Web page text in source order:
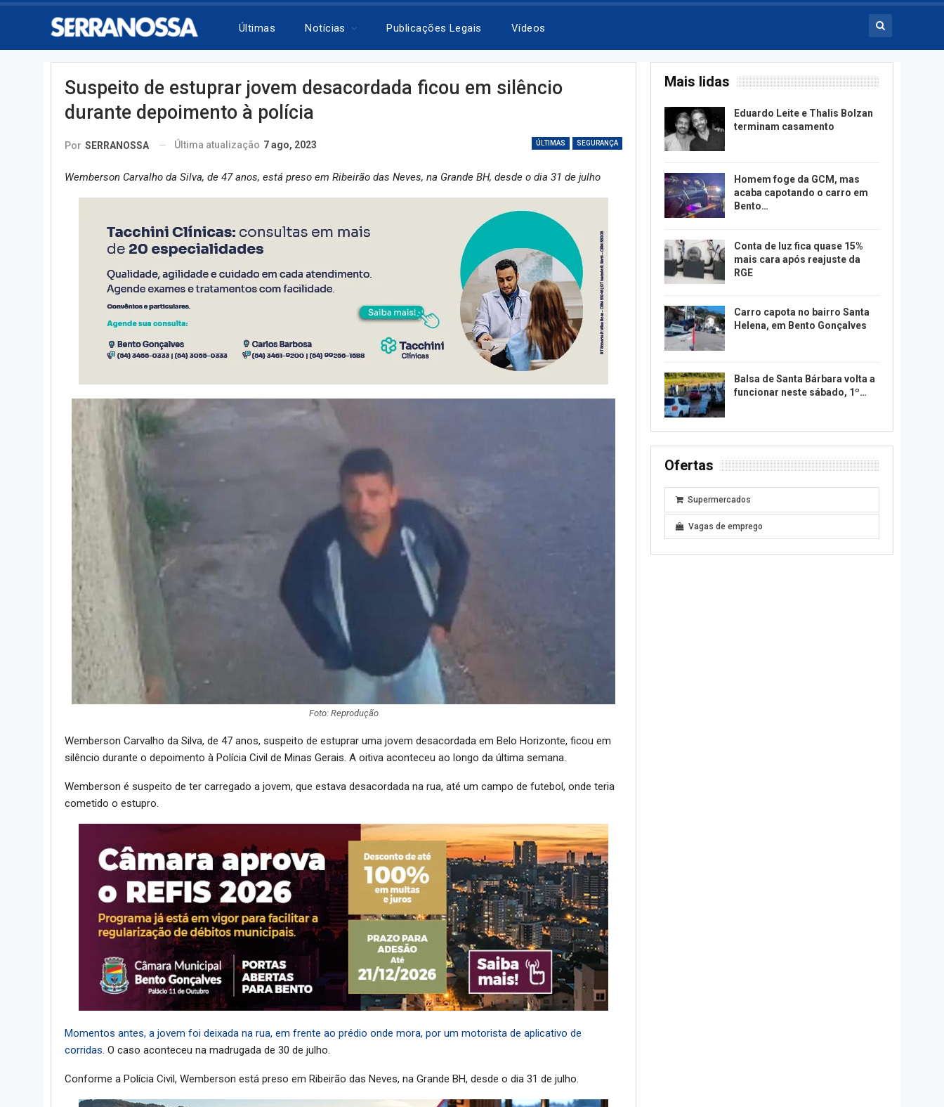
Últimas Notícias Publicações Legais Vídeos
Suspeito de estuprar jovem desacordada ficou em silêncio
durante depoimento à polícia
ÚLTIMAS SEGURANÇA
Por SERRANOSSA Última atualização 7 ago, 2023
Wemberson Carvalho da Silva, de 47 anos, está preso em Ribeirão das Neves, na Grande BH, desde o dia 31 de julho
Foto: Reprodução
Wemberson Carvalho da Silva, de 47 anos, suspeito de estuprar uma jovem desacordada em Belo Horizonte, ficou em
silêncio durante o depoimento à Polícia Civil de Minas Gerais. A oitiva aconteceu ao longo da última semana.
Wemberson é suspeito de ter carregado a jovem, que estava desacordada na rua, até um campo de futebol, onde teria
cometido o estupro.
Momentos antes, a jovem foi deixada na rua, em frente ao prédio onde mora, por um motorista de aplicativo de
corridas. O caso aconteceu na madrugada de 30 de julho.
Conforme a Polícia Civil, Wemberson está preso em Ribeirão das Neves, na Grande BH, desde o dia 31 de julho.
Mais lidas
Eduardo Leite e Thalis Bolzan
terminam casamento
Homem foge da GCM, mas
acaba capotando o carro em
Bento…
Conta de luz fica quase 15%
mais cara após reajuste da
RGE
Carro capota no bairro Santa
Helena, em Bento Gonçalves
Balsa de Santa Bárbara volta a
funcionar neste sábado, 1º…
Ofertas
Supermercados
Vagas de emprego